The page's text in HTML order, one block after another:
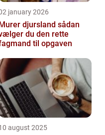
january 2026
djursland sådan
du den rette
til opgaven
august 2025